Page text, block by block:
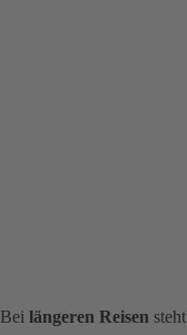
Bei längeren Reisen steht